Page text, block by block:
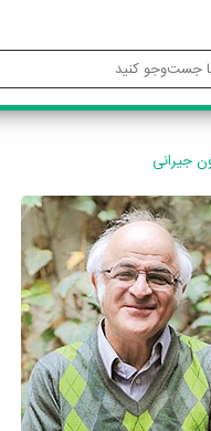
جیرانی